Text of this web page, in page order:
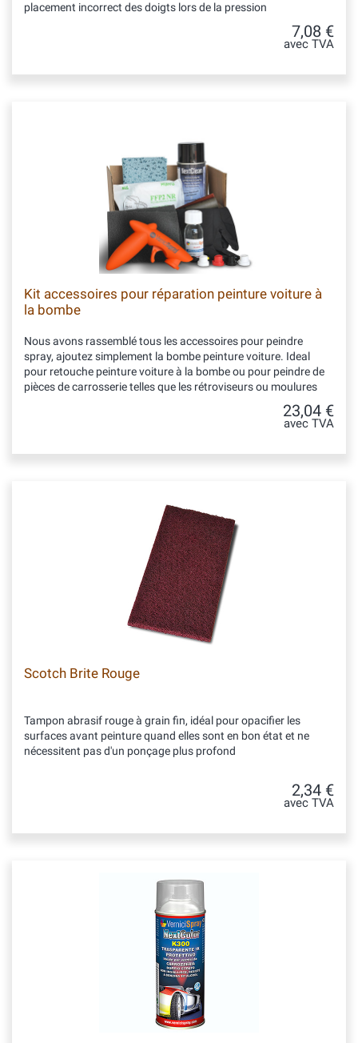
placement incorrect des doigts lors de la pression
7,08 €
avec TVA
Kit accessoires pour réparation peinture voiture à
la bombe
Nous avons rassemblé tous les accessoires pour peindre
spray, ajoutez simplement la bombe peinture voiture. Ideal
pour retouche peinture voiture à la bombe ou pour peindre de
pièces de carrosserie telles que les rétroviseurs ou moulures
23,04 €
avec TVA
Scotch Brite Rouge
Tampon abrasif rouge à grain fin, idéal pour opacifier les
surfaces avant peinture quand elles sont en bon état et ne
nécessitent pas d'un ponçage plus profond
2,34 €
avec TVA